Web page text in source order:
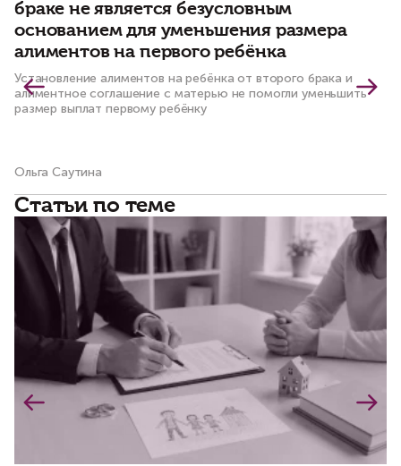
браке не является безусловным
основанием для уменьшения размера
алиментов на первого ребёнка
Установление алиментов на ребёнка от второго брака и
алиментное соглашение с матерью не помогли уменьшить
размер выплат первому ребёнку
Ольга Саутина
Статьи по теме